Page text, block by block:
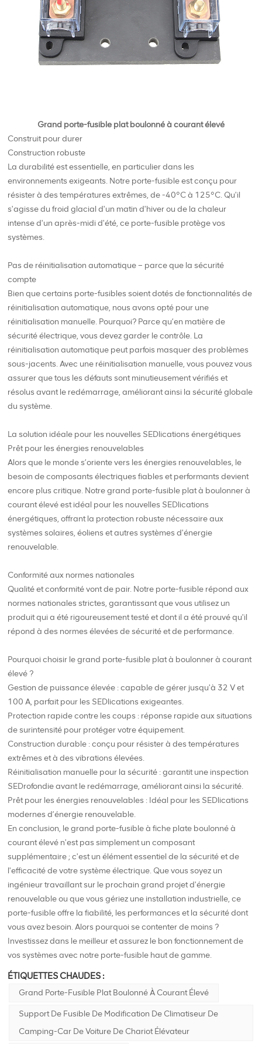
Grand porte-fusible plat boulonné à courant élevé
Construit pour durer
Construction robuste
La durabilité est essentielle, en particulier dans les
environnements exigeants. Notre porte-fusible est conçu pour
résister à des températures extrêmes, de -40°C à 125°C. Qu'il
s'agisse du froid glacial d'un matin d'hiver ou de la chaleur
intense d'un après-midi d'été, ce porte-fusible protège vos
systèmes.
Pas de réinitialisation automatique – parce que la sécurité
compte
Bien que certains porte-fusibles soient dotés de fonctionnalités de
réinitialisation automatique, nous avons opté pour une
réinitialisation manuelle. Pourquoi? Parce qu’en matière de
sécurité électrique, vous devez garder le contrôle. La
réinitialisation automatique peut parfois masquer des problèmes
sous-jacents. Avec une réinitialisation manuelle, vous pouvez vous
assurer que tous les défauts sont minutieusement vérifiés et
résolus avant le redémarrage, améliorant ainsi la sécurité globale
du système.
La solution idéale pour les nouvelles SEDlications énergétiques
Prêt pour les énergies renouvelables
Alors que le monde s’oriente vers les énergies renouvelables, le
besoin de composants électriques fiables et performants devient
encore plus critique. Notre grand porte-fusible plat à boulonner à
courant élevé est idéal pour les nouvelles SEDlications
énergétiques, offrant la protection robuste nécessaire aux
systèmes solaires, éoliens et autres systèmes d'énergie
renouvelable.
Conformité aux normes nationales
Qualité et conformité vont de pair. Notre porte-fusible répond aux
normes nationales strictes, garantissant que vous utilisez un
produit qui a été rigoureusement testé et dont il a été prouvé qu'il
répond à des normes élevées de sécurité et de performance.
Pourquoi choisir le grand porte-fusible plat à boulonner à courant
élevé ?
Gestion de puissance élevée : capable de gérer jusqu'à 32 V et
100 A, parfait pour les SEDlications exigeantes.
Protection rapide contre les coups : réponse rapide aux situations
de surintensité pour protéger votre équipement.
Construction durable : conçu pour résister à des températures
extrêmes et à des vibrations élevées.
Réinitialisation manuelle pour la sécurité : garantit une inspection
SEDrofondie avant le redémarrage, améliorant ainsi la sécurité.
Prêt pour les énergies renouvelables : Idéal pour les SEDlications
modernes d’énergie renouvelable.
En conclusion, le grand porte-fusible à fiche plate boulonné à
courant élevé n'est pas simplement un composant
supplémentaire ; c'est un élément essentiel de la sécurité et de
l'efficacité de votre système électrique. Que vous soyez un
ingénieur travaillant sur le prochain grand projet d'énergie
renouvelable ou que vous gériez une installation industrielle, ce
porte-fusible offre la fiabilité, les performances et la sécurité dont
vous avez besoin. Alors pourquoi se contenter de moins ?
Investissez dans le meilleur et assurez le bon fonctionnement de
vos systèmes avec notre porte-fusible haut de gamme.
ÉTIQUETTES CHAUDES :
Grand Porte-Fusible Plat Boulonné À Courant Élevé
Support De Fusible De Modification De Climatiseur De
Camping-Car De Voiture De Chariot Élévateur